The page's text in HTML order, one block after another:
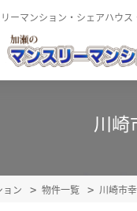
ーマンション・シェアハウス
川崎
ョン 物件一覧 川崎市